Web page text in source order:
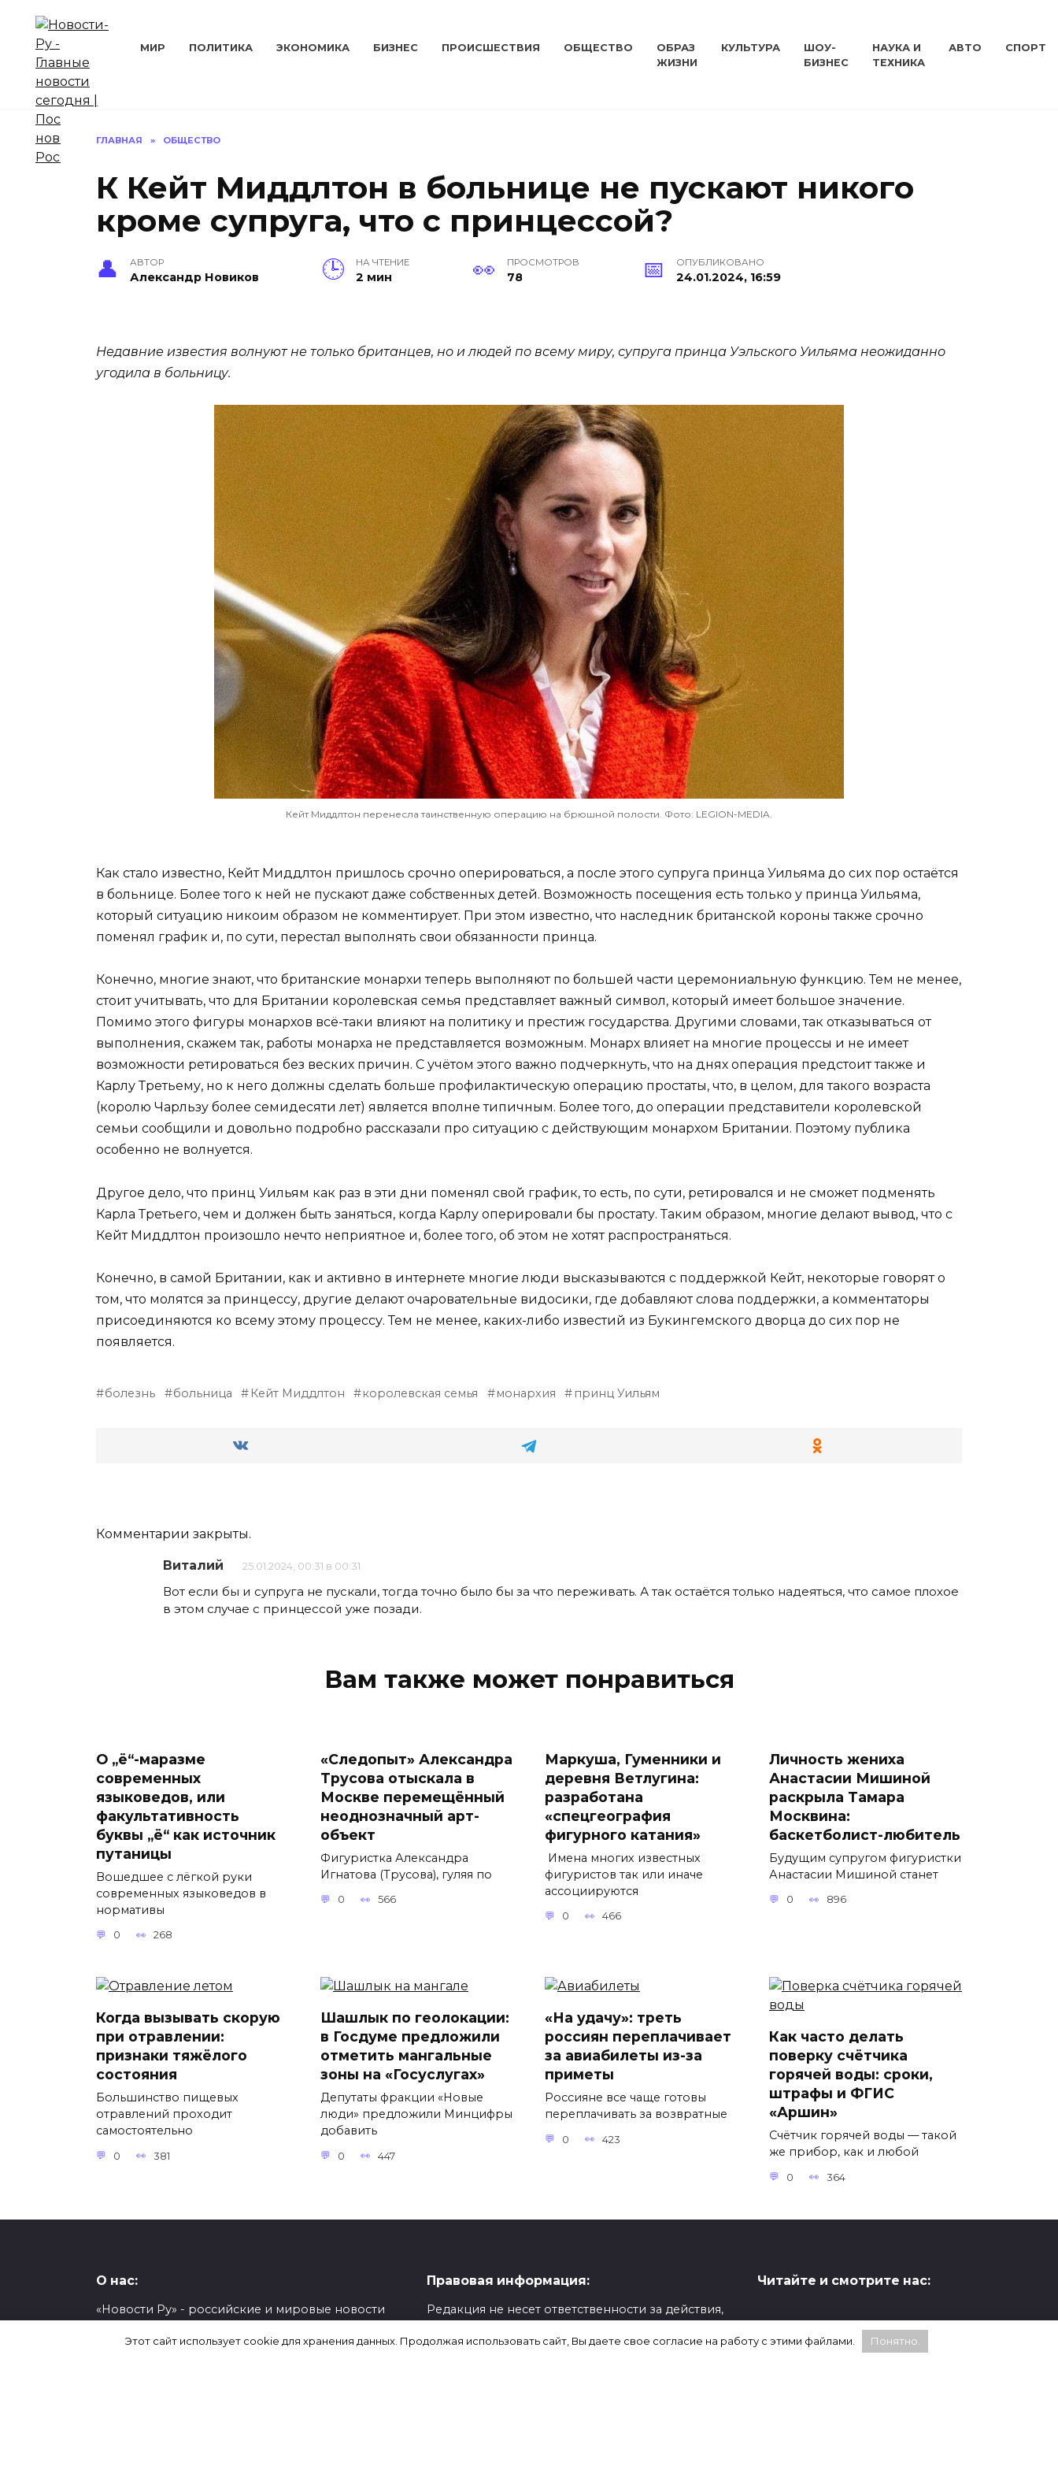
содержанию
МИР ПОЛИТИКА ЭКОНОМИКА БИЗНЕС ПРОИСШЕСТВИЯ ОБЩЕСТВО
ОБРАЗ
ЖИЗНИ
КУЛЬТУРА
ШОУ-
БИЗНЕС
НАУКА И
ТЕХНИКА
АВТО СПОРТ
ГЛАВНАЯ » ОБЩЕСТВО
К Кейт Миддлтон в больнице не пускают никого
кроме супруга, что с принцессой?
АВТОР
Александр Новиков
НА ЧТЕНИЕ
2 мин
ПРОСМОТРОВ
78
ОПУБЛИКОВАНО
24.01.2024, 16:59
Недавние известия волнуют не только британцев, но и людей по всему миру, супруга принца Уэльского Уильяма неожиданно
угодила в больницу.
Кейт Миддлтон перенесла таинственную операцию на брюшной полости. Фото: LEGION-MEDIA.
Как стало известно, Кейт Миддлтон пришлось срочно оперироваться, а после этого супруга принца Уильяма до сих пор остаётся
в больнице. Более того к ней не пускают даже собственных детей. Возможность посещения есть только у принца Уильяма,
который ситуацию никоим образом не комментирует. При этом известно, что наследник британской короны также срочно
поменял график и, по сути, перестал выполнять свои обязанности принца.
Конечно, многие знают, что британские монархи теперь выполняют по большей части церемониальную функцию. Тем не менее,
стоит учитывать, что для Британии королевская семья представляет важный символ, который имеет большое значение.
Помимо этого фигуры монархов всё-таки влияют на политику и престиж государства. Другими словами, так отказываться от
выполнения, скажем так, работы монарха не представляется возможным. Монарх влияет на многие процессы и не имеет
возможности ретироваться без веских причин. С учётом этого важно подчеркнуть, что на днях операция предстоит также и
Карлу Третьему, но к него должны сделать больше профилактическую операцию простаты, что, в целом, для такого возраста
(королю Чарльзу более семидесяти лет) является вполне типичным. Более того, до операции представители королевской
семьи сообщили и довольно подробно рассказали про ситуацию с действующим монархом Британии. Поэтому публика
особенно не волнуется.
Другое дело, что принц Уильям как раз в эти дни поменял свой график, то есть, по сути, ретировался и не сможет подменять
Карла Третьего, чем и должен быть заняться, когда Карлу оперировали бы простату. Таким образом, многие делают вывод, что с
Кейт Миддлтон произошло нечто неприятное и, более того, об этом не хотят распространяться.
Конечно, в самой Британии, как и активно в интернете многие люди высказываются с поддержкой Кейт, некоторые говорят о
том, что молятся за принцессу, другие делают очаровательные видосики, где добавляют слова поддержки, а комментаторы
присоединяются ко всему этому процессу. Тем не менее, каких-либо известий из Букингемского дворца до сих пор не
появляется.
болезнь больница Кейт Миддлтон королевская семья монархия принц Уильям
Комментарии закрыты.
Виталий 25.01.2024, 00:31 в 00:31
Вот если бы и супруга не пускали, тогда точно было бы за что переживать. А так остаётся только надеяться, что самое плохое
в этом случае с принцессой уже позади.
Вам также может понравиться
О „ё“-маразме
современных
языковедов, или
факультативность
буквы „ё“ как источник
путаницы
Вошедшее с лёгкой руки
современных языковедов в
нормативы
0 268
«Следопыт» Александра
Трусова отыскала в
Москве перемещённый
неоднозначный арт-
объект
Фигуристка Александра
Игнатова (Трусова), гуляя по
0 566
Маркуша, Гуменники и
деревня Ветлугина:
разработана
«спецгеография
фигурного катания»
Имена многих известных
фигуристов так или иначе
ассоциируются
0 466
Личность жениха
Анастасии Мишиной
раскрыла Тамара
Москвина:
баскетболист-любитель
Будущим супругом фигуристки
Анастасии Мишиной станет
0 896
Когда вызывать скорую
при отравлении:
признаки тяжёлого
состояния
Большинство пищевых
отравлений проходит
самостоятельно
0 381
Шашлык по геолокации:
в Госдуме предложили
отметить мангальные
зоны на «Госуслугах»
Депутаты фракции «Новые
люди» предложили Минцифры
добавить
0 447
«На удачу»: треть
россиян переплачивает
за авиабилеты из-за
приметы
Россияне все чаще готовы
переплачивать за возвратные
0 423
Как часто делать
поверку счётчика
горячей воды: сроки,
штрафы и ФГИС
«Аршин»
Счётчик горячей воды — такой
же прибор, как и любой
0 364
О нас:
«Новости Ру» - российские и мировые новости
общества, политики, спорта, шоу-бизнеса,
Правовая информация:
Редакция не несет ответственности за действия,
информации.
Читайте и смотрите нас:
Статистика:
Этот сайт использует cookie для хранения данных. Продолжая использовать сайт, Вы даете свое согласие на работу с этими файлами. Понятно.